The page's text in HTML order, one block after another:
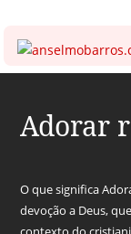
Adorar
O que significa
devoção a Deus,